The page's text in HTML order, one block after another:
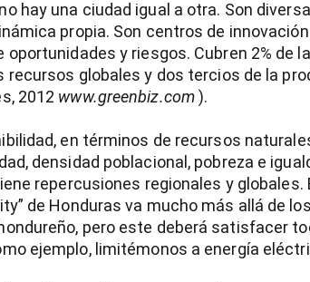
hay una ciudad igual a otra. Son
propia. Son centros de
oportunidades y riesgos. Cubren 2% de
recursos globales y dos tercios de la
2012 www.greenbiz.com).
en términos de recursos
densidad poblacional, pobreza e
repercusiones regionales y globales.
de Honduras va mucho más allá de
pero este deberá satisfacer
ejemplo, limitémonos a energía